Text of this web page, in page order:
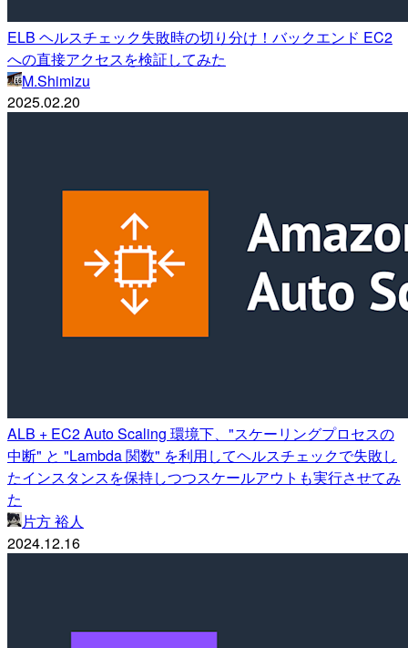
ELB ヘルスチェック失敗時の切り分け！バックエンド EC2
への直接アクセスを検証してみた
M.Shimizu
2025.02.20
ALB + EC2 Auto Scaling 環境下、"スケーリングプロセスの
中断" と "Lambda 関数" を利用してヘルスチェックで失敗し
たインスタンスを保持しつつスケールアウトも実行させてみ
た
片方 裕人
2024.12.16